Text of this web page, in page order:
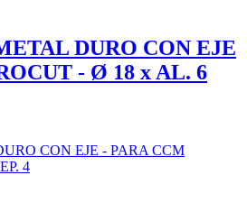
DURO CON EJE
- Ø 18 x AL. 6
CON EJE - PARA CCM
4